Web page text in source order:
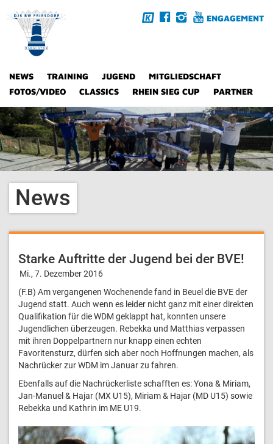
ENGAGEMENT
NEWS TRAINING JUGEND
MITGLIEDSCHAFT
FOTOS/VIDEO
CLASSICS RHEIN SIEG CUP PARTNER
News
Starke Auftritte der Jugend bei der BVE!
Mi., 7. Dezember 2016
(F.B) Am vergangenen Wochenende fand in Beuel die BVE der
Jugend statt. Auch wenn es leider nicht ganz mit einer direkten
Qualifikation für die WDM geklappt hat, konnten unsere
Jugendlichen überzeugen. Rebekka und Matthias verpassen
mit ihren Doppelpartnern nur knapp einen echten
Favoritensturz, dürfen sich aber noch Hoffnungen machen, als
Nachrücker zur WDM im Januar zu fahren.
Ebenfalls auf die Nachrückerliste schafften es: Yona & Miriam,
Jan-Manuel & Hajar (MX U15), Miriam & Hajar (MD U15) sowie
Rebekka und Kathrin im ME U19.